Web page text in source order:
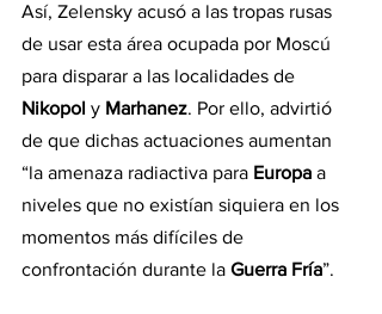
Así, Zelensky acusó a las tropas rusas
de usar esta área ocupada por Moscú
para disparar a las localidades de
Nikopol y Marhanez. Por ello, advirtió
de que dichas actuaciones aumentan
“la amenaza radiactiva para Europa a
niveles que no existían siquiera en los
momentos más difíciles de
confrontación durante la Guerra Fría”.